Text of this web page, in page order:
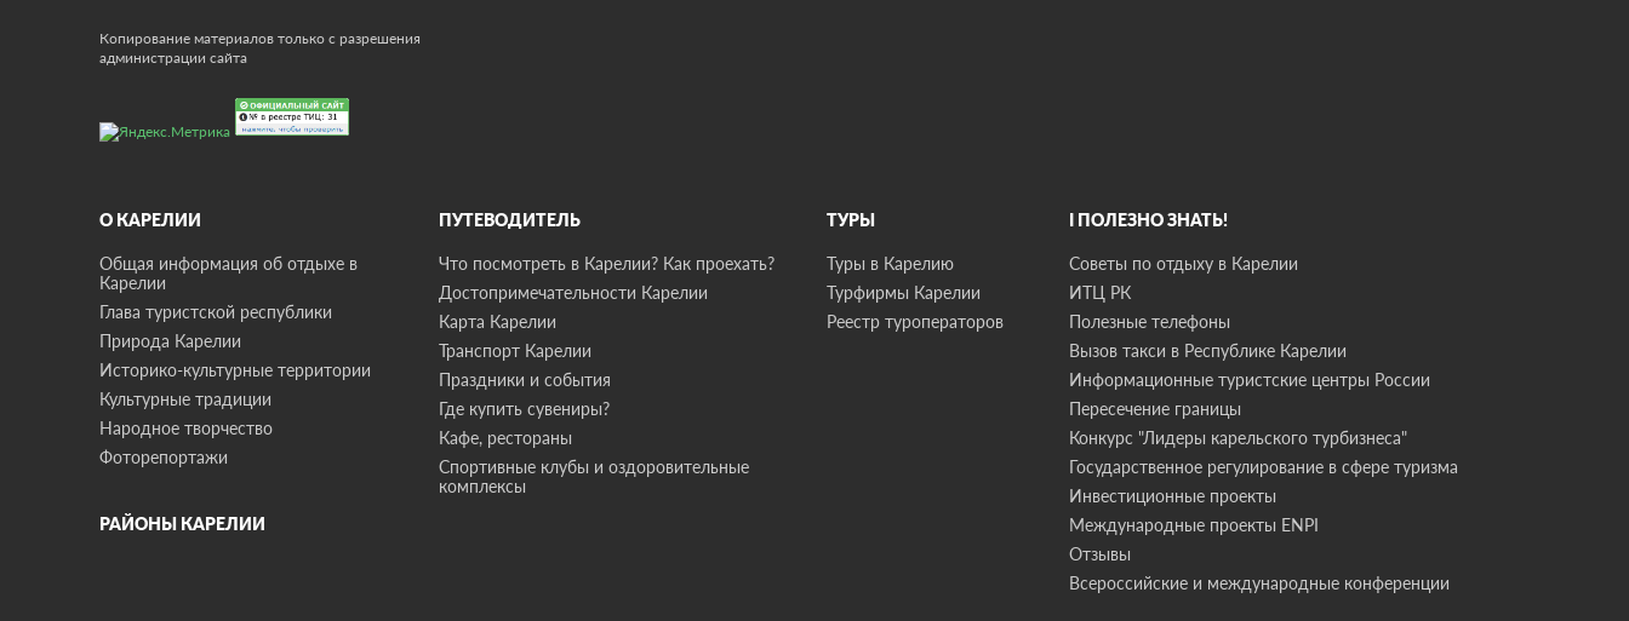
Копирование материалов только с разрешения
администрации сайта
О КАРЕЛИИ
Общая информация об отдыхе в
Карелии
Глава туристской республики
Природа Карелии
Историко-культурные территории
Культурные традиции
Народное творчество
Фоторепортажи
РАЙОНЫ КАРЕЛИИ
ПУТЕВОДИТЕЛЬ
Что посмотреть в Карелии? Как проехать?
Достопримечательности Карелии
Карта Карелии
Транспорт Карелии
Праздники и события
Где купить сувениры?
Кафе, рестораны
Спортивные клубы и оздоровительные
комплексы
ТУРЫ
Туры в Карелию
Турфирмы Карелии
Реестр туроператоров
I ПОЛЕЗНО ЗНАТЬ!
Советы по отдыху в Карелии
ИТЦ РК
Полезные телефоны
Вызов такси в Республике Карелии
Информационные туристские центры России
Пересечение границы
Конкурс "Лидеры карельского турбизнеса"
Государственное регулирование в сфере туризма
Инвестиционные проекты
Международные проекты ENPI
Отзывы
Всероссийские и международные конференции